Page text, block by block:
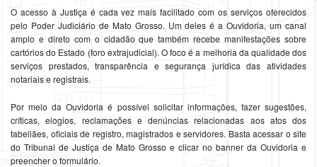
O acesso à Justiça é cada vez mais facilitado com os serviços oferecidos
pelo Poder Judiciário de Mato Grosso. Um deles é a Ouvidoria, um canal
amplo e direto com o cidadão que também recebe manifestações sobre
cartórios do Estado (foro extrajudicial). O foco é a melhoria da qualidade dos
serviços prestados, transparência e segurança jurídica das atividades
notariais e registrais.
Por meio da Ouvidoria é possível solicitar informações, fazer sugestões,
críticas, elogios, reclamações e denúncias relacionadas aos atos dos
tabeliães, oficiais de registro, magistrados e servidores. Basta acessar o site
do Tribunal de Justiça de Mato Grosso e clicar no banner da Ouvidoria e
preencher o formulário.